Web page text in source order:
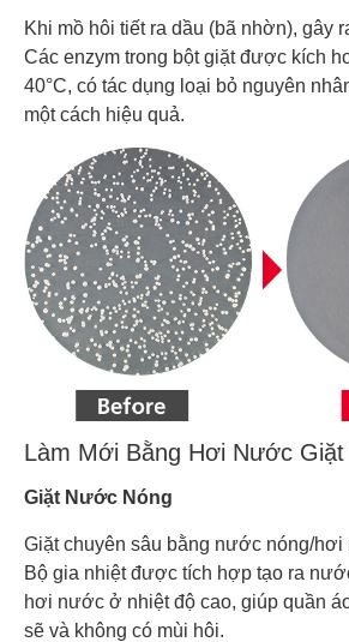
Khi mồ hôi tiết ra dầu (bã nhờn), gây
Các enzym trong bột giặt được kích
40°C, có tác dụng loại bỏ nguyên
một cách hiệu quả.
Làm Mới Bằng Hơi Nước
Giặt Nước Nóng
Giặt chuyên sâu bằng nước nóng/
Bộ gia nhiệt được tích hợp tạo ra
hơi nước ở nhiệt độ cao, giúp quần
sẽ và không có mùi hôi.